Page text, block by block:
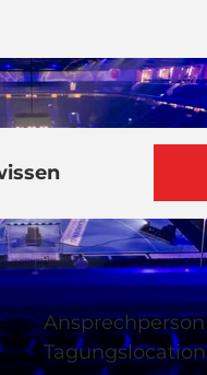
Ansprechperson
Tagungslocation